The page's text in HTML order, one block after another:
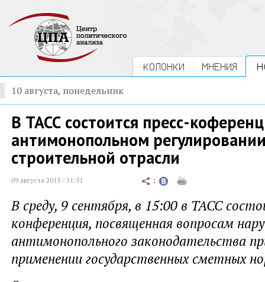
КОЛОНКИ МНЕНИЯ
10 августа, понедельник
В ТАСС состоится пресс-
антимонопольном
строительной отрасли
09 августа 2015 / 11:51
В среду, 9 сентября, в 15:00 в ТАСС
конференция, посвященная вопросам
антимонопольного законодательства
применении государственных сметных